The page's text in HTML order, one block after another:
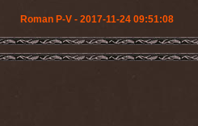
Roman P-V - 2017-11-24 09:51:08